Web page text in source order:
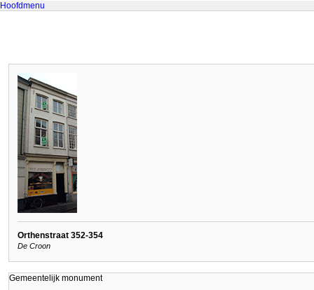
Hoofdmenu
Orthenstraat 352-354
De Croon
Gemeentelijk monument